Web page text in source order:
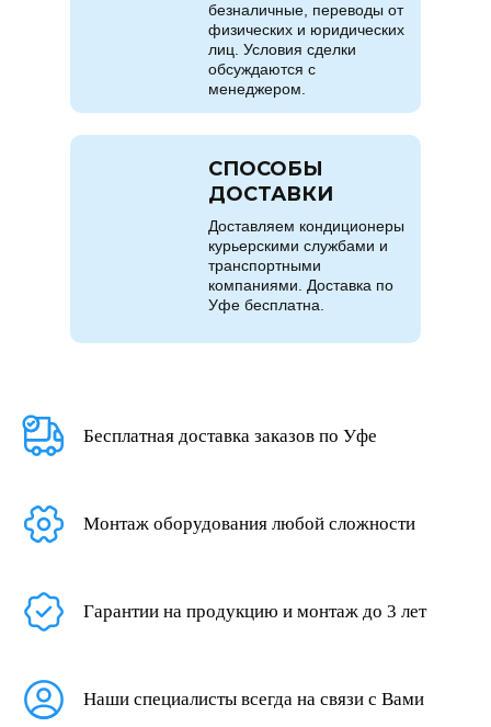
безналичные, переводы от
физических и юридических
лиц. Условия сделки
обсуждаются с
менеджером.
Доставляем кондиционеры
курьерскими службами и
транспортными
компаниями. Доставка по
Уфе бесплатна.
СПОСОБЫ
ДОСТАВКИ
Бесплатная доставка заказов по Уфе
Монтаж оборудования любой сложности
Гарантии на продукцию и монтаж до 3 лет
Наши специалисты всегда на связи с Вами